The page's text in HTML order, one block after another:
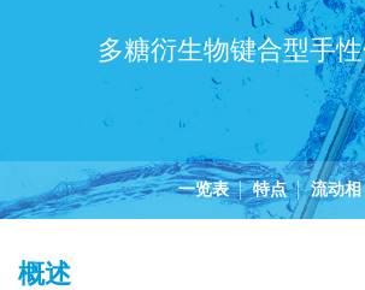
多糖衍生物键合型手
一览表 特点 流动相
概述